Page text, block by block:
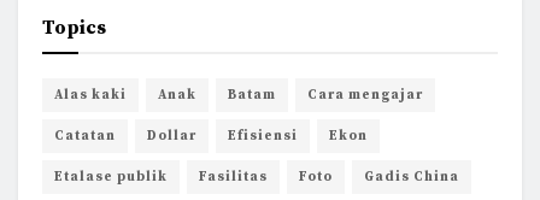
Topics
Alas kaki Anak Batam Cara mengajar
Catatan Dollar Efisiensi Ekon
Etalase publik Fasilitas Foto Gadis China